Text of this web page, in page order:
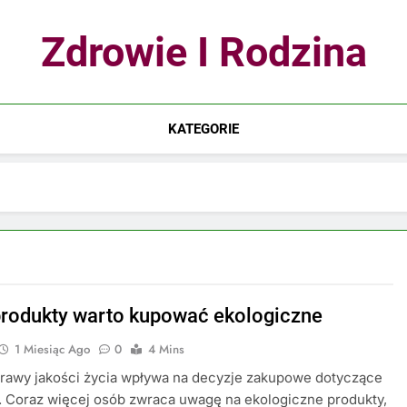
Zdrowie I Rodzina
KATEGORIE
warto kupować ekologiczne
1 Miesiąc Ago 0
4 Mins
jakości życia wpływa na decyzje zakupowe dotyczące
Coraz więcej osób zwraca uwagę na ekologiczne produkty,